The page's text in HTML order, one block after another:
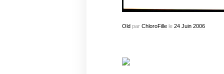
Oldpar ChloroFillele 24 Juin 2006